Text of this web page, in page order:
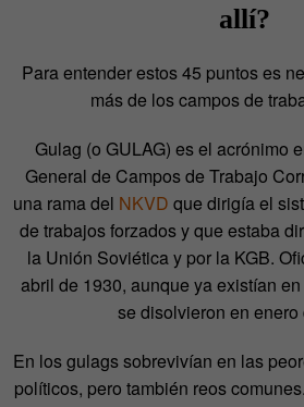
allí?
Para entender estos 45 puntos es
más de los campos de
Gulag (o GULAG) es el acrónimo
General de Campos de Trabajo
una rama del NKVD que dirigía el
de trabajos forzados y que estaba
la Unión Soviética y por la KGB.
abril de 1930, aunque ya existían
se disolvieron en enero
En los gulags sobrevivían en las
políticos, pero también reos